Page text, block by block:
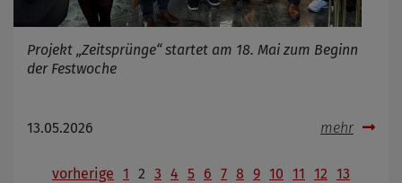
Projekt „Zeitsprünge“ startet am 18. Mai zum Beginn
der Festwoche
13.05.2026 mehr
vorherige 1 2 3 4 5 6 7 8 9 10 11 12 13